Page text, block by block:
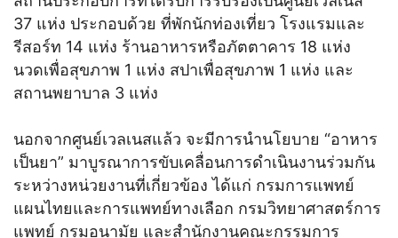
37 แห่ง ประกอบด้วย ที่พักนักท่องเที่ยว โรงแรมและ
รีสอร์ท 14 แห่ง ร้านอาหารหรือภัตตาคาร 18 แห่ง
นวดเพื่อสุขภาพ 1 แห่ง สปาเพื่อสุขภาพ 1 แห่ง และ
สถานพยาบาล 3 แห่ง
นอกจากศูนย์เวลเนสแล้ว จะมีการนำนโยบาย “อาหาร
เป็นยา” มาบูรณาการขับเคลื่อนการดำเนินงานร่วมกัน
ระหว่างหน่วยงานที่เกี่ยวข้อง ได้แก่ กรมการแพทย์
แผนไทยและการแพทย์ทางเลือก กรมวิทยาศาสตร์การ
แพทย์ กรมอนามัย และสำนักงานคณะกรรมการ